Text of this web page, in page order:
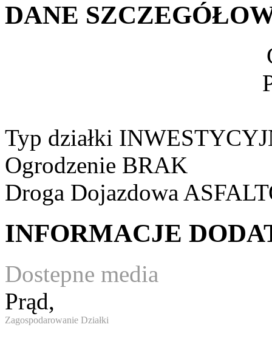
DANE
Typ działki
Ogrodzenie BRAK
Droga Dojazdowa
INFORMACJE
Dostepne media
Prąd,
Zagospodarowanie Działki